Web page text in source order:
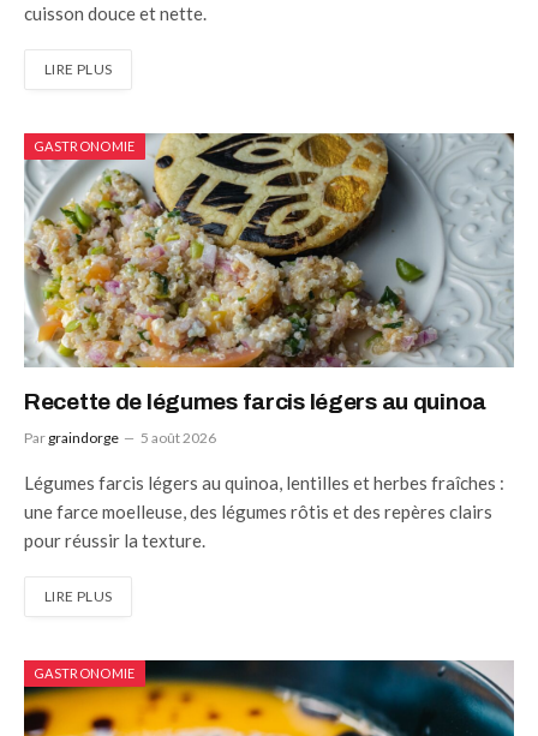
cuisson douce et nette.
LIRE PLUS
GASTRONOMIE
Recette de légumes farcis légers au quinoa
Par graindorge 5 août 2026
Légumes farcis légers au quinoa, lentilles et herbes fraîches :
une farce moelleuse, des légumes rôtis et des repères clairs
pour réussir la texture.
LIRE PLUS
GASTRONOMIE